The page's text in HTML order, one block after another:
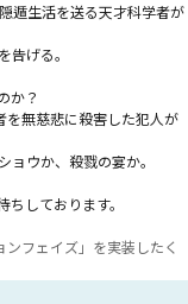
遁生活を送る天才科学者が
げる。
か？
無慈悲に殺害した犯人が
ウか、殺戮の宴か。
しております。
フェイズ」を実装したく